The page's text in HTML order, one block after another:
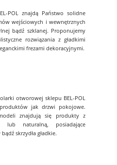
POL znajdą Państwo solidne
wejściowych i wewnętrznych
bądź szklanej. Proponujemy
rozwiązania z gładkimi
frezami dekoracyjnymi.
otworowej sklepu BEL-POL
jak drzwi pokojowe.
znajdują się produkty z
lub naturalną, posiadające
skrzydła gładkie.